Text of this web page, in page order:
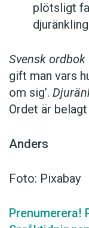
plötsligt
Svensk ordbok
gift man vars
om sig’.
Ordet är
Anders
Foto: Pixabay
Prenumerera!